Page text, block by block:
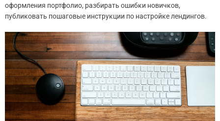
оформления портфолио, разбирать ошибки новичков,
публиковать пошаговые инструкции по настройке лендингов.